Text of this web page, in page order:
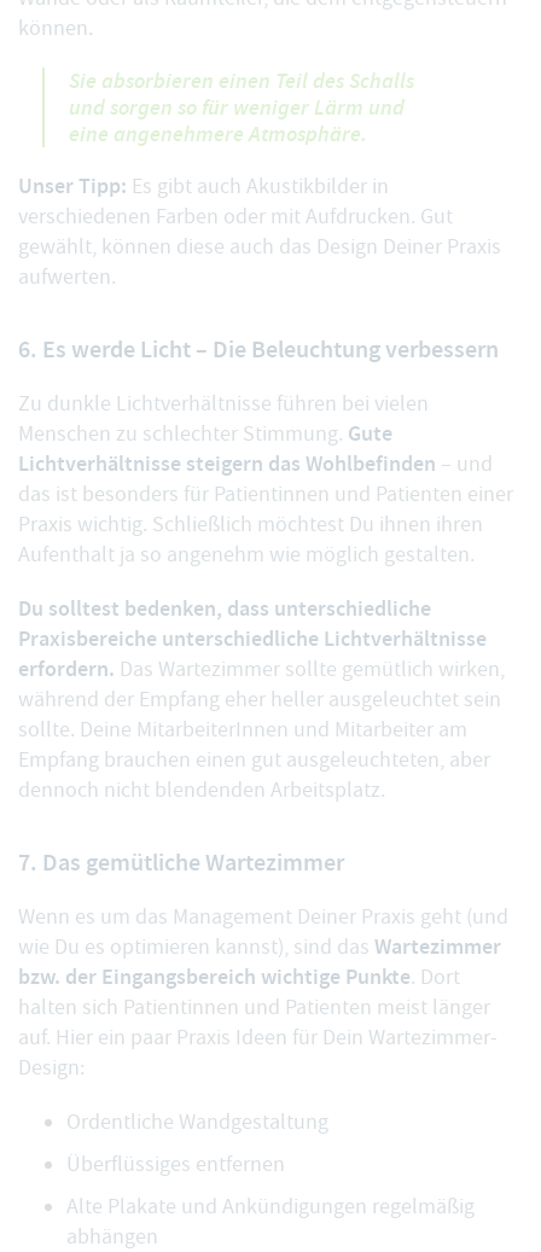
können.
Sie absorbieren einen Teil des Schalls
und sorgen so für weniger Lärm und
eine angenehmere Atmosphäre.
Unser Tipp: Es gibt auch Akustikbilder in
verschiedenen Farben oder mit Aufdrucken. Gut
gewählt, können diese auch das Design Deiner Praxis
aufwerten.
6. Es werde Licht – Die Beleuchtung verbessern
Zu dunkle Lichtverhältnisse führen bei vielen
Menschen zu schlechter Stimmung. Gute
Lichtverhältnisse steigern das Wohlbefinden – und
das ist besonders für Patientinnen und Patienten einer
Praxis wichtig. Schließlich möchtest Du ihnen ihren
Aufenthalt ja so angenehm wie möglich gestalten.
Du solltest bedenken, dass unterschiedliche
Praxisbereiche unterschiedliche Lichtverhältnisse
erfordern. Das Wartezimmer sollte gemütlich wirken,
während der Empfang eher heller ausgeleuchtet sein
sollte. Deine MitarbeiterInnen und Mitarbeiter am
Empfang brauchen einen gut ausgeleuchteten, aber
dennoch nicht blendenden Arbeitsplatz.
7. Das gemütliche Wartezimmer
Wenn es um das Management Deiner Praxis geht (und
wie Du es optimieren kannst), sind das Wartezimmer
bzw. der Eingangsbereich wichtige Punkte. Dort
halten sich Patientinnen und Patienten meist länger
auf. Hier ein paar Praxis Ideen für Dein Wartezimmer-
Design:
Ordentliche Wandgestaltung
Überflüssiges entfernen
Alte Plakate und Ankündigungen regelmäßig
abhängen